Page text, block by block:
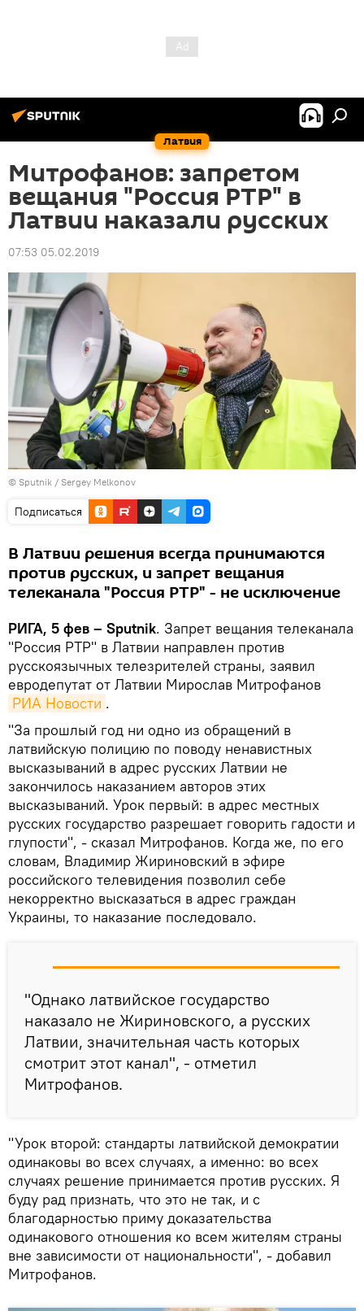
Латвия
Митрофанов: запретом
вещания "Россия РТР" в
Латвии наказали русских
07:53 05.02.2019
© Sputnik / Sergey Melkonov
Подписаться
В Латвии решения всегда принимаются
против русских, и запрет вещания
телеканала "Россия РТР" - не исключение
РИГА, 5 фев – Sputnik. Запрет вещания телеканала
"Россия РТР" в Латвии направлен против
русскоязычных телезрителей страны, заявил
евродепутат от Латвии Мирослав Митрофанов
РИА Новости .
"За прошлый год ни одно из обращений в
латвийскую полицию по поводу ненавистных
высказываний в адрес русских Латвии не
закончилось наказанием авторов этих
высказываний. Урок первый: в адрес местных
русских государство разрешает говорить гадости и
глупости", - сказал Митрофанов. Когда же, по его
словам, Владимир Жириновский в эфире
российского телевидения позволил себе
некорректно высказаться в адрес граждан
Украины, то наказание последовало.
"Однако латвийское государство
наказало не Жириновского, а русских
Латвии, значительная часть которых
смотрит этот канал", - отметил
Митрофанов.
"Урок второй: стандарты латвийской демократии
одинаковы во всех случаях, а именно: во всех
случаях решение принимается против русских. Я
буду рад признать, что это не так, и с
благодарностью приму доказательства
одинакового отношения ко всем жителям страны
вне зависимости от национальности", - добавил
Митрофанов.